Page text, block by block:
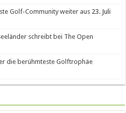
Golf-Community weiter aus 23. Juli
schreibt bei The Open
die berühmteste Golftrophäe